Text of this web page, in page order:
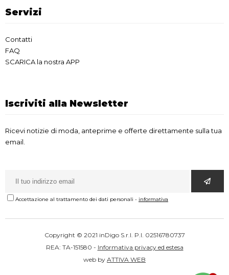
Servizi
Contatti
FAQ
SCARICA la nostra APP
Iscriviti alla Newsletter
Ricevi notizie di moda, anteprime e offerte direttamente sulla tua
email.
Accettazione al trattamento dei dati personali - informativa
Copyright © 2021 inDigo S.r.l. P.I. 02516780737
REA: TA-151580 - Informativa privacy ed estesa
web by ATTIVA WEB